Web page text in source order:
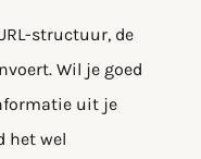
structuur, de
Wil je goed
uit je
het wel